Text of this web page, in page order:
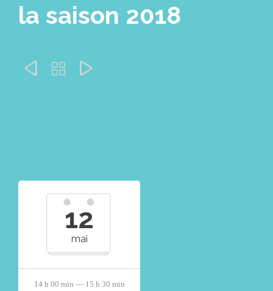
la saison 2018
  
12
mai
14 h 00 min — 15 h 30 min